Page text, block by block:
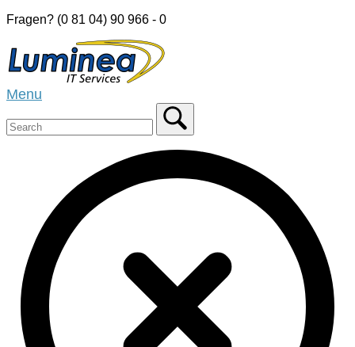
Skip
content
Fragen? (0 81 04) 90 966 - 0
Home
Menu